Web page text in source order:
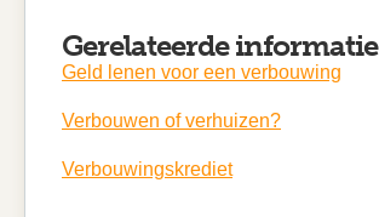
Gerelateerde informatie
Geld lenen voor een verbouwing
Verbouwen of verhuizen?
Verbouwingskrediet